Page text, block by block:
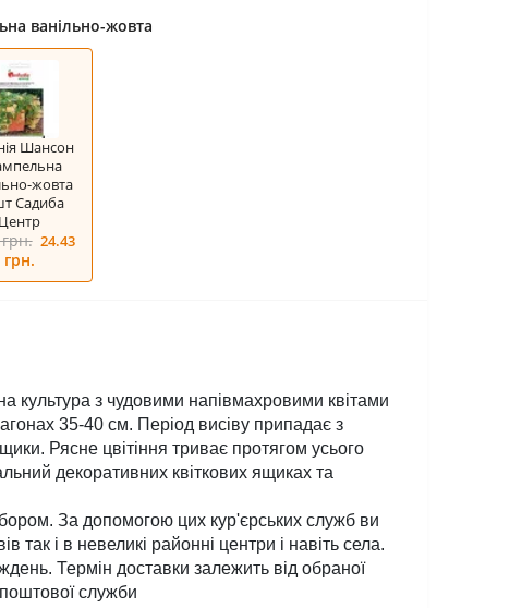
ванільно-жовта
Шансон
жовта
Садиба
Центр
24.43
грн.
культура з чудовими напівмахровими квітами
35-40 см. Період висіву припадає з
Рясне цвітіння триває протягом усього
декоративних квіткових ящиках та
За допомогою цих кур'єрських служб ви
і в невеликі районні центри і навіть села.
Термін доставки залежить від обраної
служби